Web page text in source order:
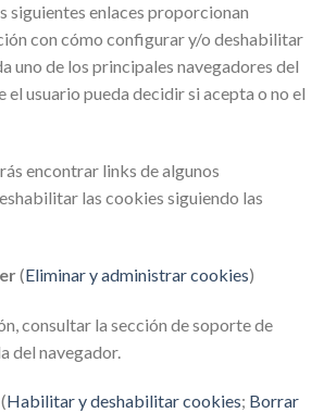
siguientes enlaces proporcionan
con cómo configurar y/o deshabilitar
uno de los principales navegadores del
el usuario pueda decidir si acepta o no el
encontrar links de algunos
las cookies siguiendo las
(Eliminar y administrar cookies)
consultar la sección de soporte de
del navegador.
(Habilitar y deshabilitar cookies; Borrar